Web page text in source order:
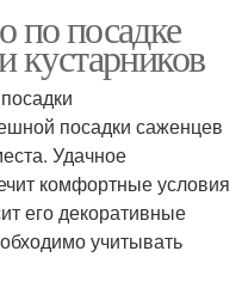
по посадке
кустарников
посадки саженцев
Удачное
комфортные условия
его декоративные
учитывать